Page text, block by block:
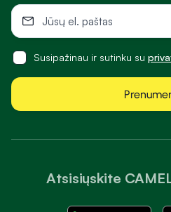
Atsisiųskite
Susipažinau ir sutinku su